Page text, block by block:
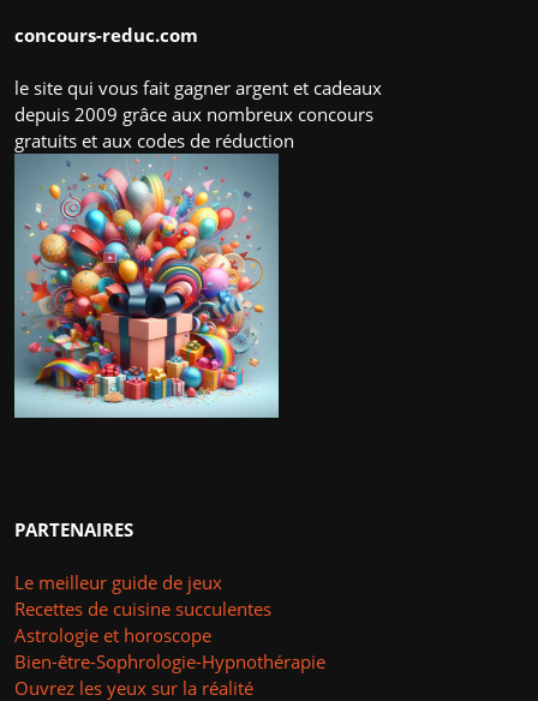
concours-reduc.com
le site qui vous fait gagner argent et cadeaux
depuis 2009 grâce aux nombreux concours
gratuits et aux codes de réduction
PARTENAIRES
Le meilleur guide de jeux
Recettes de cuisine succulentes
Astrologie et horoscope
Bien-être-Sophrologie-Hypnothérapie
Ouvrez les yeux sur la réalité